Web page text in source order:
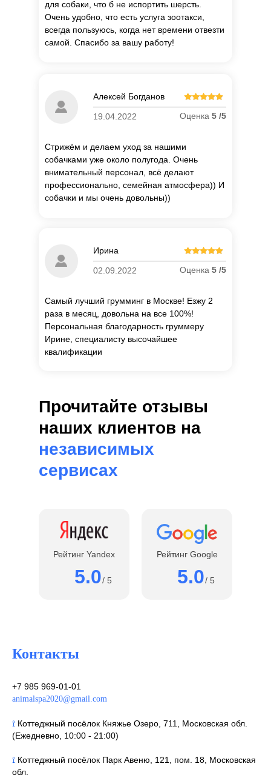
для собаки, что б не испортить шерсть.
Очень удобно, что есть услуга зоотакси,
всегда пользуюсь, когда нет времени отвезти
самой. Спасибо за вашу работу!
Алексей Богданов
19.04.2022 Оценка 5 /5
Стрижём и делаем уход за нашими
собачками уже около полугода. Очень
внимательный персонал, всё делают
профессионально, семейная атмосфера)) И
собачки и мы очень довольны))
Ирина
02.09.2022 Оценка 5 /5
Самый лучший грумминг в Москве! Езжу 2
раза в месяц, довольна на все 100%!
Персональная благодарность груммеру
Ирине, специалисту высочайшее
квалификации
Прочитайте отзывы
наших клиентов на
независимых
сервисах
Рейтинг Yandex
5.0/ 5
Рейтинг Google
5.0/ 5
Контакты
+7 985 969-01-01
animalspa2020@gmail.com
⟟ Коттеджный посёлок Княжье Озеро, 711, Московская обл.
(Ежедневно, 10:00 - 21:00)
⟟ Коттеджный посёлок Парк Авеню, 121, пом. 18, Московская
обл.